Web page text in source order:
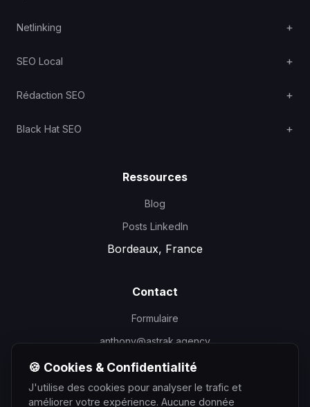
Netlinking
SEO Local
Rédaction SEO
Black Hat SEO
Ressources
Blog
Posts LinkedIn
Bordeaux, France
Contact
Formulaire
anthony@astrak.agency
🍪 Cookies & Confidentialité
J'utilise des cookies pour analyser le trafic et
améliorer votre expérience. Aucune donnée